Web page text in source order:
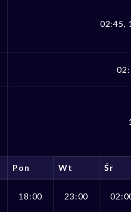
02:45,
Pon Wt Śr
18:00 23:00